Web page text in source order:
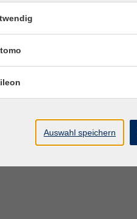
Auswahl speichern